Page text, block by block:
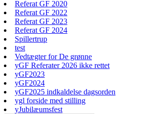
Referat GF 2020
Referat GF 2022
Referat GF 2023
Referat GF 2024
Spillertrup
test
Vedtægter for De grønne
yGF Referater 2026 ikke rettet
yGF2023
yGF2024
yGF2025 indkaldelse dagsorden
ygl forside med stilling
yJubilæumsfest